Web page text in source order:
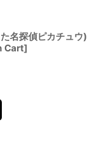
名探偵ピカチュウ)
Cart]